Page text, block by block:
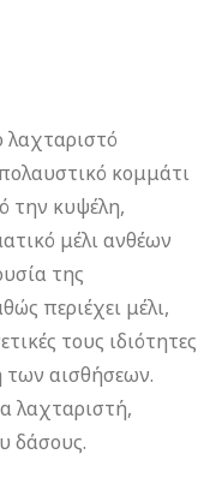
λαχταριστό
κομμάτι
την κυψέλη,
μέλι ανθέων
της
περιέχει μέλι,
τους ιδιότητες
των αισθήσεων.
λαχταριστή,
δάσους.